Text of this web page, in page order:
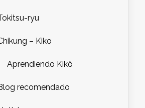
ryu
– Kiko
Aprendiendo Kikô
recomendado